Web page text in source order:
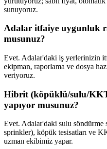
sunuyoruz.
Adalar itfaiye uygunluk
musunuz?
Evet. Adalar'daki iş yerlerinizin
ekipman, raporlama ve dosya
veriyoruz.
Hibrit (köpüklü/sulu/
yapıyor musunuz?
Evet. Adalar'daki sulu söndürme
sprinkler), köpük tesisatları ve
uzman ekibimiz yapar.